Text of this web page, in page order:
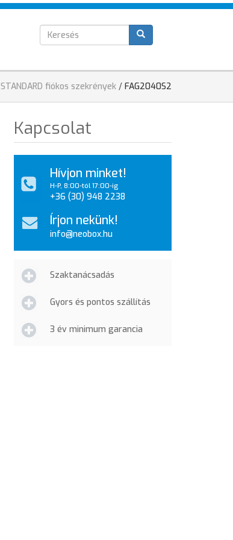
Keresés
űrlap
STANDARD fiókos szekrények / FAG2040S2
Kapcsolat
Hívjon minket!
H-P, 8:00-tól 17:00-ig
+36 (30) 948 2238
Írjon nekünk!
info@neobox.hu
Szaktanácsadás
Gyors és pontos szállítás
3 év minimum garancia